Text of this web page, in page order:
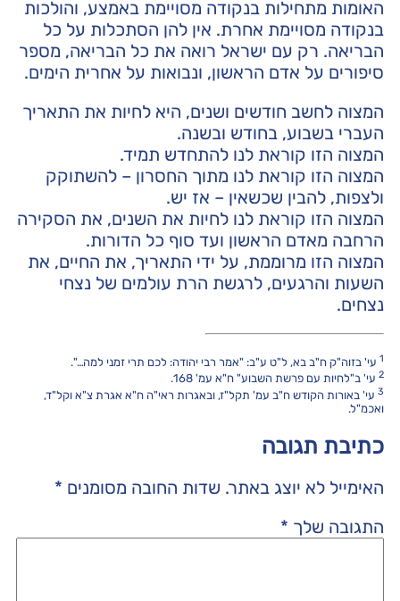
האומות מתחילות בנקודה מסויימת באמצע, והולכות
בנקודה מסויימת אחרת. אין להן הסתכלות על כל
הבריאה. רק עם ישראל רואה את כל הבריאה, מספר
סיפורים על אדם הראשון, ונבואות על אחרית הימים.
המצוה לחשב חודשים ושנים, היא לחיות את התאריך
העברי בשבוע, בחודש ובשנה.
המצוה הזו קוראת לנו להתחדש תמיד.
המצוה הזו קוראת לנו מתוך החסרון – להשתוקק
ולצפות, להבין שכשאין – אז יש.
המצוה הזו קוראת לנו לחיות את השנים, את הסקירה
הרחבה מאדם הראשון ועד סוף כל הדורות.
המצוה הזו מרוממת, על ידי התאריך, את החיים, את
השעות והרגעים, לרגשת הרת עולמים של נצחי
נצחים.
1 עי' בזוה"ק ח"ב בא, ל"ט ע"ב: "אמר רבי יהודה: לכם תרי זמני למה…".
2עי' ב"לחיות עם פרשת השבוע" ח"א עמ' 168.
3עי' באורות הקודש ח"ב עמ' תקל"ז, ובאגרות ראי"ה ח"א אגרת צ"א וקל"ד,
ואכמ"ל.
כתיבת תגובה
האימייל לא יוצג באתר. שדות החובה מסומנים *
התגובה שלך *